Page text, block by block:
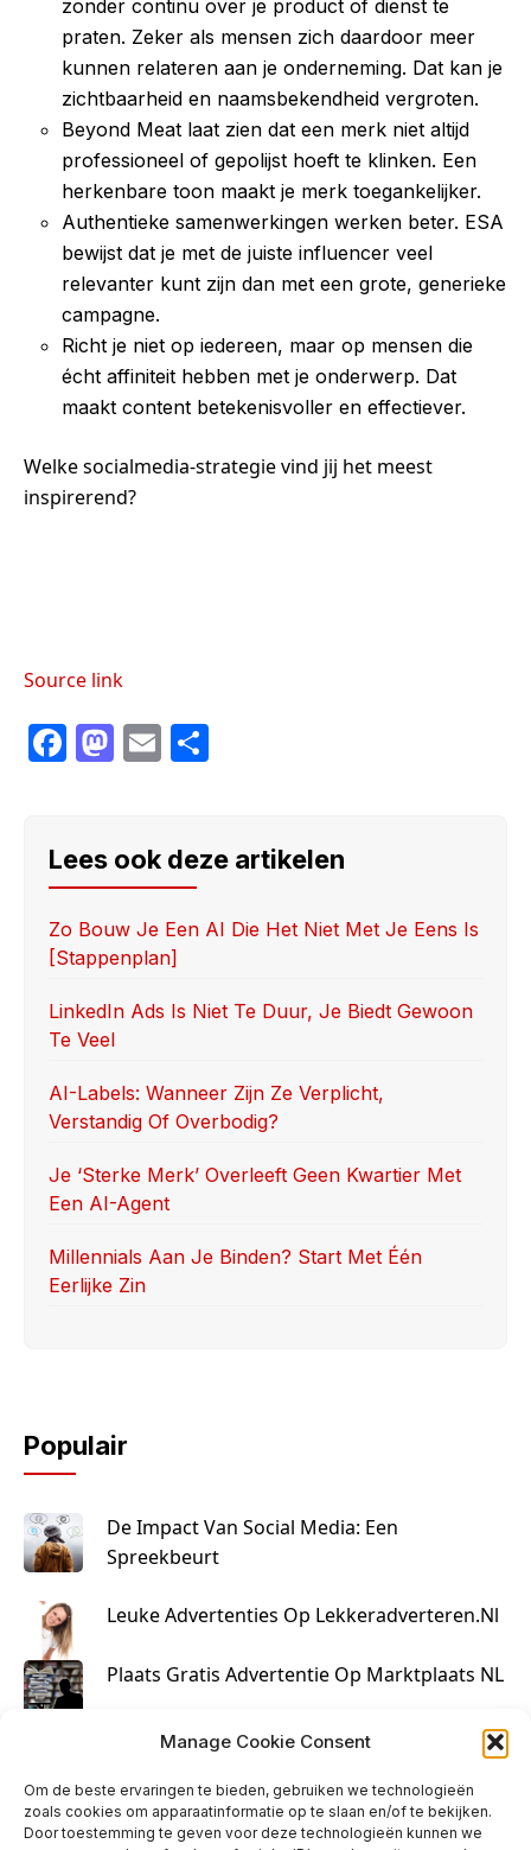
Manage Cookie Consent
Om de beste ervaringen te bieden, gebruiken we technologieën
zoals cookies om apparaatinformatie op te slaan en/of te bekijken.
Door toestemming te geven voor deze technologieën kunnen we
zonder continu over je product of dienst te
praten. Zeker als mensen zich daardoor meer
kunnen relateren aan je onderneming. Dat kan je
zichtbaarheid en naamsbekendheid vergroten.
Beyond Meat laat zien dat een merk niet altijd
professioneel of gepolijst hoeft te klinken. Een
herkenbare toon maakt je merk toegankelijker.
Authentieke samenwerkingen werken beter. ESA
bewijst dat je met de juiste influencer veel
relevanter kunt zijn dan met een grote, generieke
campagne.
Richt je niet op iedereen, maar op mensen die
écht affiniteit hebben met je onderwerp. Dat
maakt content betekenisvoller en effectiever.
Welke socialmedia-strategie vind jij het meest
inspirerend?
Source link
F
e
b
o
o
k
M
o
d
o
n
E
e
Lees ook deze artikelen
Zo Bouw Je Een AI Die Het Niet Met Je Eens Is
[stappenplan]
LinkedIn Ads Is Niet Te Duur, Je Biedt Gewoon
Te Veel
AI-Labels: Wanneer Zijn Ze Verplicht,
Verstandig Of Overbodig?
Je ‘sterke Merk’ Overleeft Geen Kwartier Met
Een AI-Agent
Millennials Aan Je Binden? Start Met Één
Eerlijke Zin
Populair
De Impact Van Social Media: Een
Spreekbeurt
Leuke Advertenties Op Lekkeradverteren.nl
Plaats Gratis Advertentie Op Marktplaats NL
Kruisbestuiving Voor Succesvolle Marketing